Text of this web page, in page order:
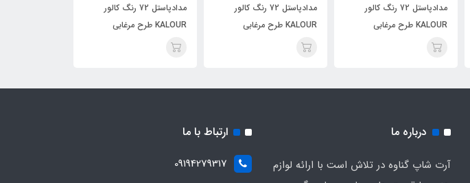
مدادپاستل 72 رنگ کالور
KALOUR طرح مرغابی
مدادپاستل 72 رنگ کالور
KALOUR طرح مرغابی
مدادپاستل 72 رنگ کالور
KALOUR طرح مرغابی
درباره ما
آرت شاپ گناوه در تلاش است با ارائه لوازم
ارتباط با ما
09194279317